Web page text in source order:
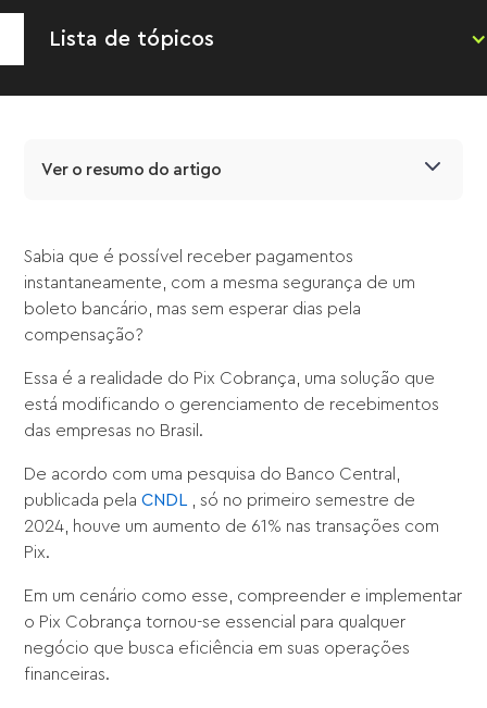
Lista de tópicos
Ver o resumo do artigo
Sabia que é possível receber pagamentos
instantaneamente, com a mesma segurança de um
boleto bancário, mas sem esperar dias pela
compensação?
Essa é a realidade do Pix Cobrança, uma solução que
está modificando o gerenciamento de recebimentos
das empresas no Brasil.
De acordo com uma pesquisa do Banco Central,
publicada pelaCNDL , só no primeiro semestre de
2024, houve um aumento de 61% nas transações com
Pix.
Em um cenário como esse, compreender e implementar
o Pix Cobrança tornou-se essencial para qualquer
negócio que busca eficiência em suas operações
financeiras.